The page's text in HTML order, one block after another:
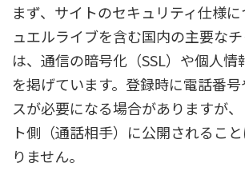
まず、サイトのセキュリティ仕様
ュエルライブを含む国内の主要な
は、通信の暗号化（SSL）や個人情
を掲げています。登録時に電話番
スが必要になる場合がありますが
ト側（通話相手）に公開されるこ
りません。